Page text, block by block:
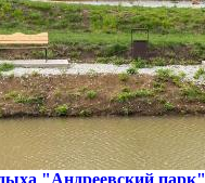
"Андреевский парк"